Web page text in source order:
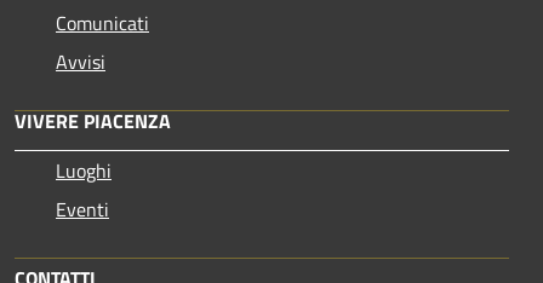
Comunicati
Avvisi
VIVERE PIACENZA
Luoghi
Eventi